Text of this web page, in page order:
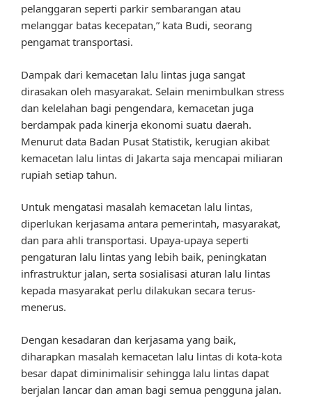
pelanggaran seperti parkir sembarangan atau
melanggar batas kecepatan,” kata Budi, seorang
pengamat transportasi.
Dampak dari kemacetan lalu lintas juga sangat
dirasakan oleh masyarakat. Selain menimbulkan stress
dan kelelahan bagi pengendara, kemacetan juga
berdampak pada kinerja ekonomi suatu daerah.
Menurut data Badan Pusat Statistik, kerugian akibat
kemacetan lalu lintas di Jakarta saja mencapai miliaran
rupiah setiap tahun.
Untuk mengatasi masalah kemacetan lalu lintas,
diperlukan kerjasama antara pemerintah, masyarakat,
dan para ahli transportasi. Upaya-upaya seperti
pengaturan lalu lintas yang lebih baik, peningkatan
infrastruktur jalan, serta sosialisasi aturan lalu lintas
kepada masyarakat perlu dilakukan secara terus-
menerus.
Dengan kesadaran dan kerjasama yang baik,
diharapkan masalah kemacetan lalu lintas di kota-kota
besar dapat diminimalisir sehingga lalu lintas dapat
berjalan lancar dan aman bagi semua pengguna jalan.